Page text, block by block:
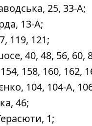
25, 33-А;
13-А;
119, 121;
40, 48, 56, 60,
158, 160, 162,
104, 104-А,
46;
1;